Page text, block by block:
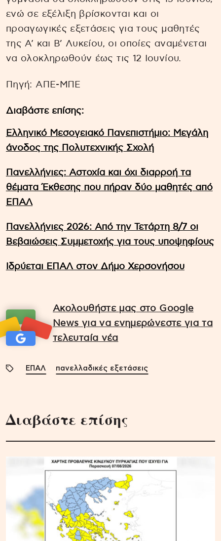
ενώ σε εξέλιξη βρίσκονται και οι
προαγωγικές εξετάσεις για τους μαθητές
της Α’ και Β’ Λυκείου, οι οποίες αναμένεται
να ολοκληρωθούν έως τις 12 Ιουνίου.
Πηγή: ΑΠΕ-ΜΠΕ
Διαβάστε επίσης:
Ελληνικό Μεσογειακό Πανεπιστήμιο: Μεγάλη
άνοδος της Πολυτεχνικής Σχολή
Πανελλήνιες: Αστοχία και όχι διαρροή τα
θέματα Έκθεσης που πήραν δύο μαθητές από
ΕΠΑΛ
Πανελλήνιες 2026: Από την Τετάρτη 8/7 οι
Βεβαιώσεις Συμμετοχής για τους υποψηφίους
Ιδρύεται ΕΠΑΛ στον Δήμο Χερσονήσου
Ακολουθήστε μας στο Google
News για να ενημερώνεστε για τα
τελευταία νέα
ΕΠΑΛ πανελλαδικές εξετάσεις
Διαβάστε επίσης